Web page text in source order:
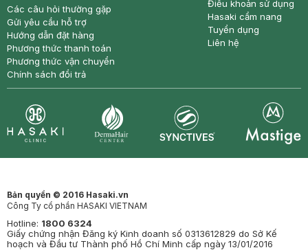
Các câu hỏi thường gặp
Gửi yêu cầu hỗ trợ
Hướng dẫn đặt hàng
Phương thức thanh toán
Phương thức vận chuyển
Chính sách đổi trả
Điều khoản sử dụng
Hasaki cẩm nang
Tuyển dụng
Liên hệ
Bản quyền © 2016 Hasaki.vn
Công Ty cổ phần HASAKI VIETNAM
Hotline: 1800 6324
Giấy chứng nhận Đăng ký Kinh doanh số 0313612829 do Sở Kế
hoạch và Đầu tư Thành phố Hồ Chí Minh cấp ngày 13/01/2016